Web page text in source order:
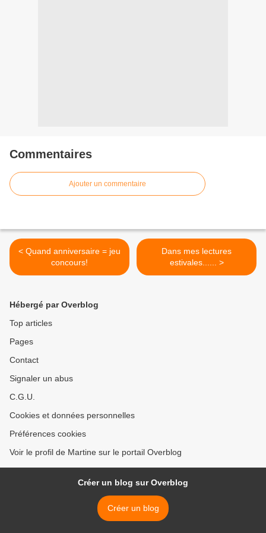
Commentaires
Ajouter un commentaire
< Quand anniversaire = jeu
concours!
Dans mes lectures
estivales...... >
Hébergé par Overblog
Top articles
Pages
Contact
Signaler un abus
C.G.U.
Cookies et données personnelles
Préférences cookies
Voir le profil de Martine sur le portail Overblog
Créer un blog sur Overblog
Créer un blog